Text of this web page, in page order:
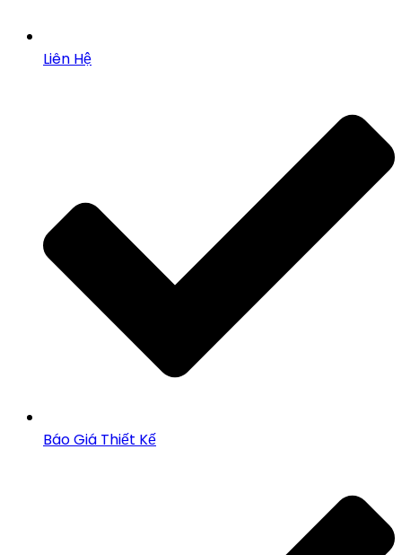
Liên Hệ
Báo Giá Thiết Kế